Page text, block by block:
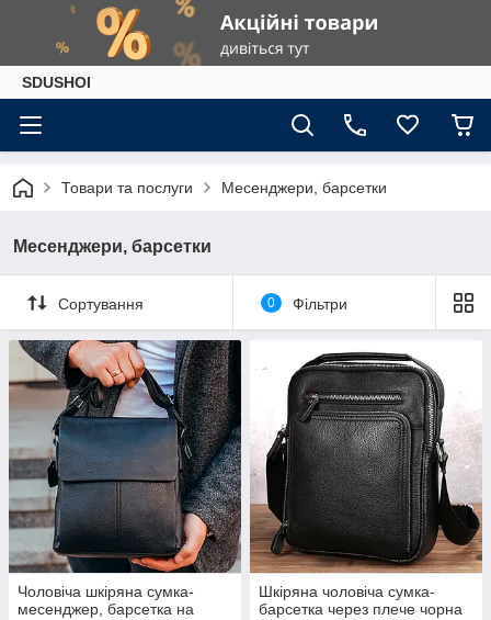
SDUSHOI
Товари та послуги Месенджери, барсетки
Месенджери, барсетки
Сортування 0 Фільтри
Чоловіча шкіряна сумка-
месенджер, барсетка на
Шкіряна чоловіча сумка-
барсетка через плече чорна